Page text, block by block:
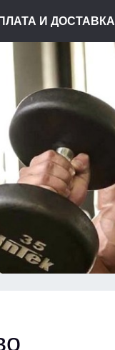
И ДОСТАВКА